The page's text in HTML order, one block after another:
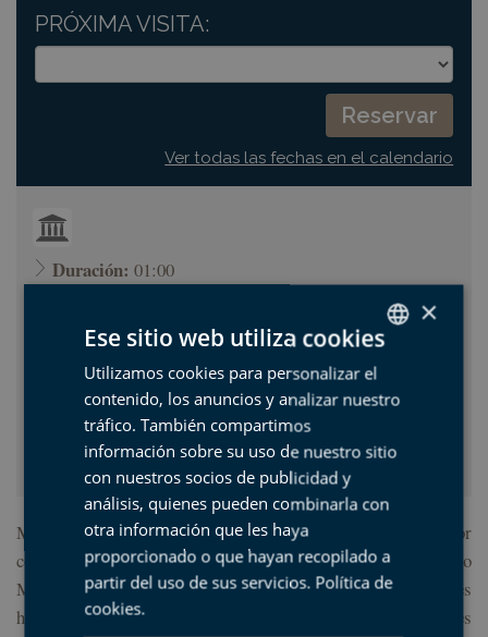
PRÓXIMA VISITA:
Ver todas las fechas en el calendario
Duración: 01:00
Llevar:Calzado cómodo
Precio:5,00 €
(Menores de 12 años: 3,00 € )
Punto de salida:Oficina de turismo de Mutriku
(Txurruka plaza, Mutriku)
Mutriku esconde uno de los cascos históricos mejor
conservados de nuestra costa. Declarado Conjunto
Monumental, conserva casas y palacios de notable interés
histórico-artístico, que rememoran historias de importantes
SPANISH
BASQUE
ENGLISH
×
Ese sitio web utiliza cookies
Utilizamos cookies para personalizar el
contenido, los anuncios y analizar nuestro
tráfico. También compartimos
información sobre su uso de nuestro sitio
con nuestros socios de publicidad y
análisis, quienes pueden combinarla con
otra información que les haya
proporcionado o que hayan recopilado a
partir del uso de sus servicios. Política de
cookies.